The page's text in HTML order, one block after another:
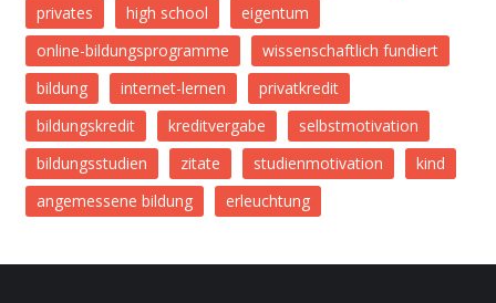
privates
high school
eigentum
online-bildungsprogramme
wissenschaftlich fundiert
bildung
internet-lernen
privatkredit
bildungskredit
kreditvergabe
selbstmotivation
bildungsstudien
zitate studienmotivation
kind
angemessene bildung
erleuchtung